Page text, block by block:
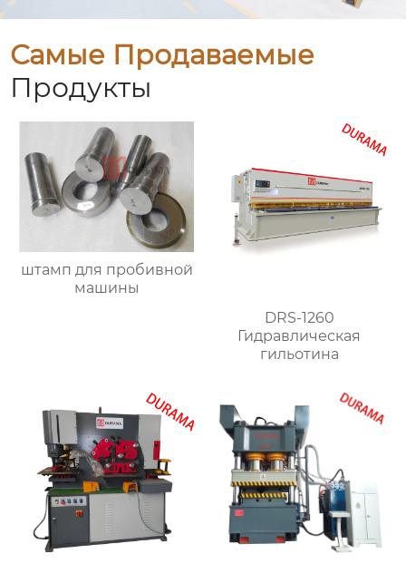
Самые Продаваемые
Продукты
штамп для пробивной
машины
DRS-1260
Гидравлическая
гильотина